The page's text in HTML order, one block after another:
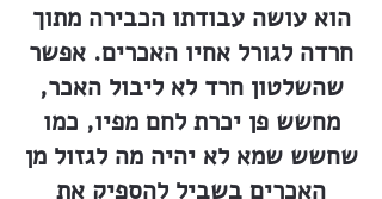
הוא עושה עבודתו הכבירה מתוך
חרדה לגורל אחיו האכרים. אפשר
שהשלטון חרד לא ליבול האכר,
מחשש פן יכרת לחם מפיו, כמו
שחשש שמא לא יהיה מה לגזול מן
האכרים בשביל להספיק את